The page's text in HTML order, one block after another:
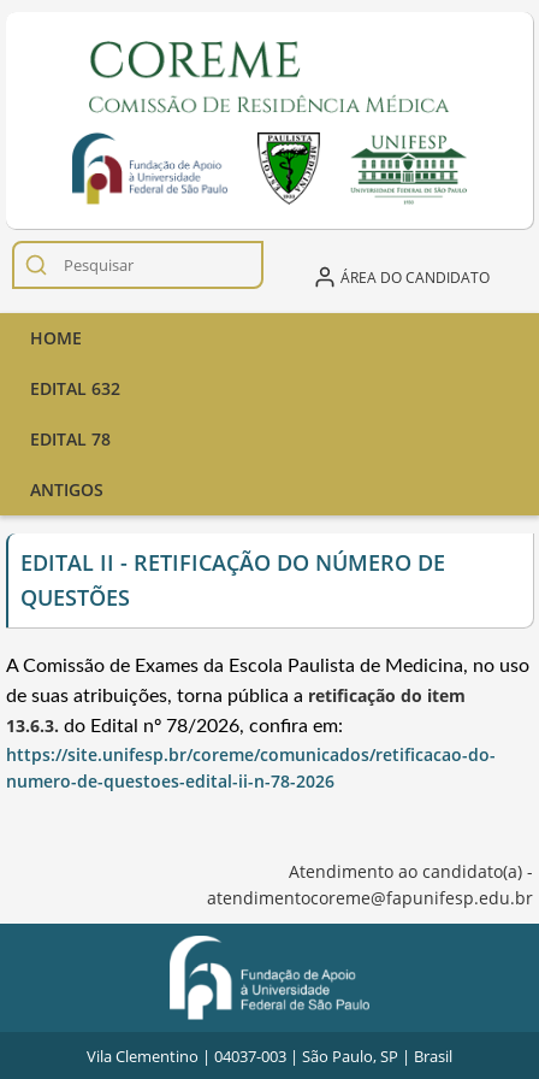
ÁREA DO CANDIDATO
HOME
EDITAL 632
EDITAL 78
ANTIGOS
EDITAL II - RETIFICAÇÃO DO NÚMERO DE
QUESTÕES
A Comissão de Exames da Escola Paulista de Medicina, no uso
de suas atribuições, torna pública a retificação do item
13.6.3. do Edital nº 78/2026, confira em:
https://site.unifesp.br/coreme/comunicados/retificacao-do-
numero-de-questoes-edital-ii-n-78-2026
Atendimento ao candidato(a) -
atendimentocoreme@fapunifesp.edu.br
Vila Clementino | 04037-003 | São Paulo, SP | Brasil